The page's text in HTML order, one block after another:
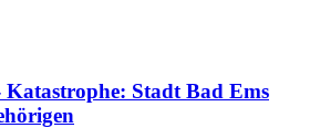
Katastrophe: Stadt Bad Ems